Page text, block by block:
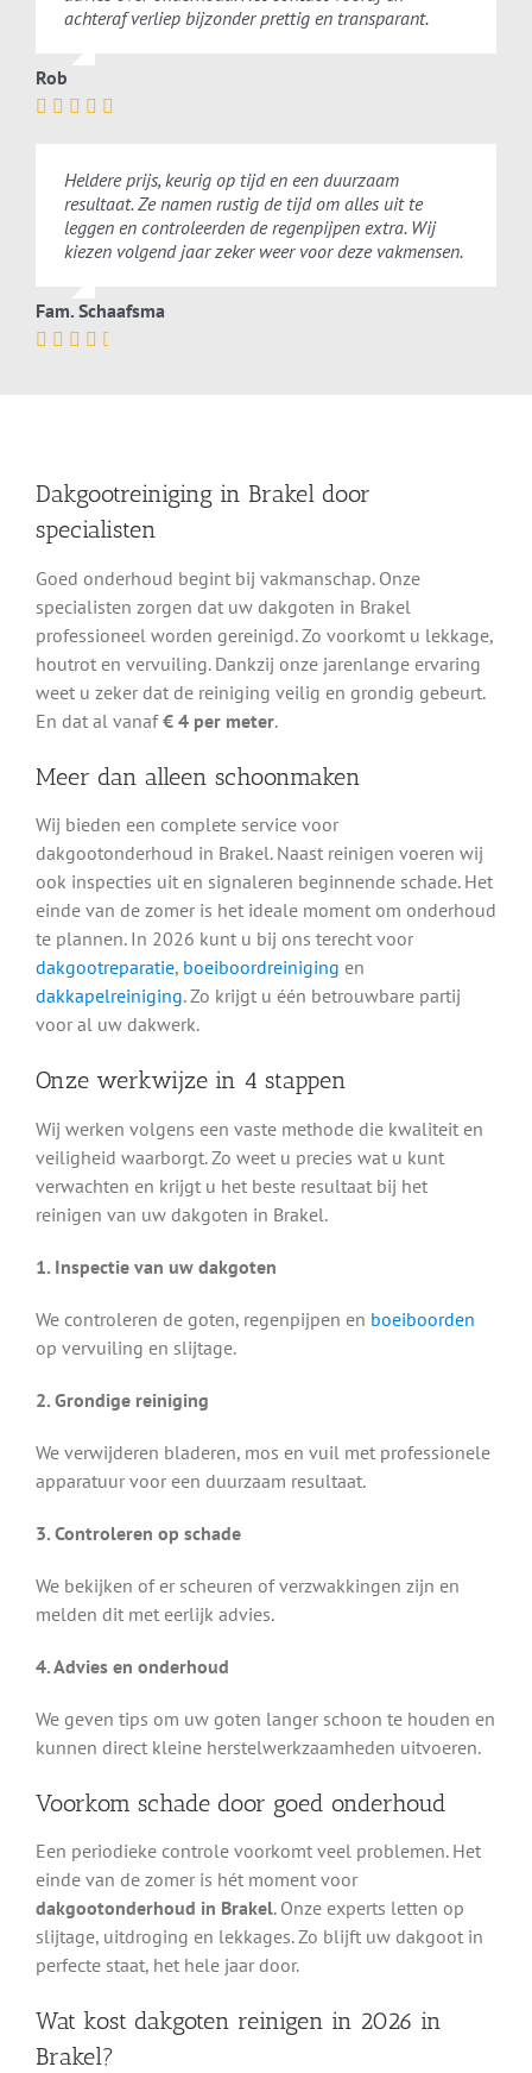
achteraf verliep bijzonder prettig en transparant.
Rob
Heldere prijs, keurig op tijd en een duurzaam
resultaat. Ze namen rustig de tijd om alles uit te
leggen en controleerden de regenpijpen extra. Wij
kiezen volgend jaar zeker weer voor deze vakmensen.
Fam. Schaafsma
Dakgootreiniging in Brakel door
specialisten
Goed onderhoud begint bij vakmanschap. Onze
specialisten zorgen dat uw dakgoten in Brakel
professioneel worden gereinigd. Zo voorkomt u lekkage,
houtrot en vervuiling. Dankzij onze jarenlange ervaring
weet u zeker dat de reiniging veilig en grondig gebeurt.
En dat al vanaf€ 4 per meter.
Meer dan alleen schoonmaken
Wij bieden een complete service voor
dakgootonderhoud in Brakel. Naast reinigen voeren wij
ook inspecties uit en signaleren beginnende schade. Het
einde van de zomer is het ideale moment om onderhoud
te plannen. In 2026 kunt u bij ons terecht voor
dakgootreparatie, boeiboordreiniging en
dakkapelreiniging. Zo krijgt u één betrouwbare partij
voor al uw dakwerk.
Onze werkwijze in 4 stappen
Wij werken volgens een vaste methode die kwaliteit en
veiligheid waarborgt. Zo weet u precies wat u kunt
verwachten en krijgt u het beste resultaat bij het
reinigen van uw dakgoten in Brakel.
1. Inspectie van uw dakgoten
We controleren de goten, regenpijpen en boeiboorden
op vervuiling en slijtage.
2. Grondige reiniging
We verwijderen bladeren, mos en vuil met professionele
apparatuur voor een duurzaam resultaat.
3. Controleren op schade
We bekijken of er scheuren of verzwakkingen zijn en
melden dit met eerlijk advies.
4. Advies en onderhoud
We geven tips om uw goten langer schoon te houden en
kunnen direct kleine herstelwerkzaamheden uitvoeren.
Voorkom schade door goed onderhoud
Een periodieke controle voorkomt veel problemen. Het
einde van de zomer is hét moment voor
dakgootonderhoud in Brakel. Onze experts letten op
slijtage, uitdroging en lekkages. Zo blijft uw dakgoot in
perfecte staat, het hele jaar door.
Wat kost dakgoten reinigen in 2026 in
Brakel?